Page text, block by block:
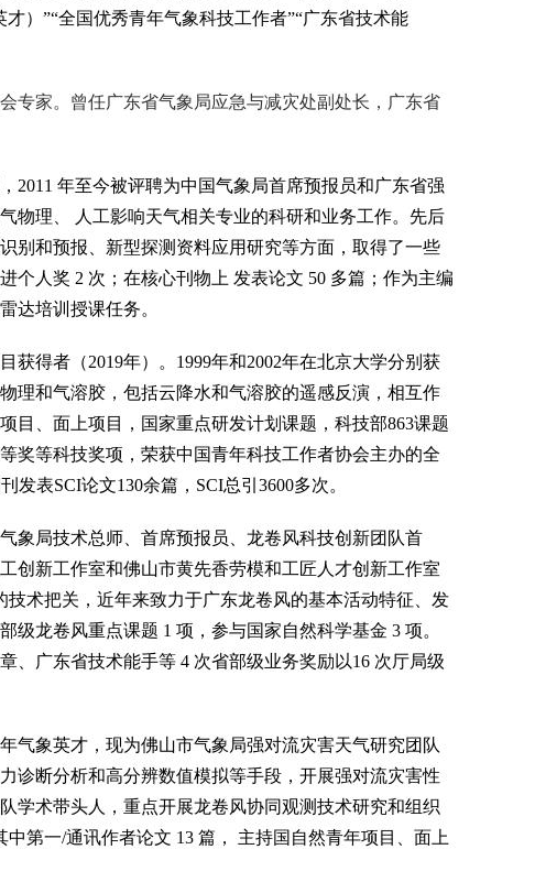
）”“全国优秀青年气象科技工作者”“广东省技术能
专家。曾任广东省气象局应急与减灾处副处长，广东省
2011 年至今被评聘为中国气象局首席预报员和广东省强
物理、 人工影响天气相关专业的科研和业务工作。先后
别和预报、新型探测资料应用研究等方面，取得了一些
个人奖 2 次；在核心刊物上 发表论文 50 多篇；作为主编
达培训授课任务。
得者（2019年）。1999年和2002年在北京大学分别获
理和气溶胶，包括云降水和气溶胶的遥感反演，相互作
目、面上项目，国家重点研发计划课题，科技部863课题
奖等科技奖项，荣获中国青年科技工作者协会主办的全
发表SCI论文130余篇，SCI总引3600多次。
象局技术总师、首席预报员、龙卷风科技创新团队首
创新工作室和佛山市黄先香劳模和工匠人才创新工作室
术把关，近年来致力于广东龙卷风的基本活动特征、发
龙卷风重点课题 1 项，参与国家自然科学基金 3 项。
、广东省技术能手等 4 次省部级业务奖励以16 次厅局级
气象英才，现为佛山市气象局强对流灾害天气研究团队
诊断分析和高分辨数值模拟等手段，开展强对流灾害性
学术带头人，重点开展龙卷风协同观测技术研究和组织
第一/通讯作者论文 13 篇， 主持国自然青年项目、面上